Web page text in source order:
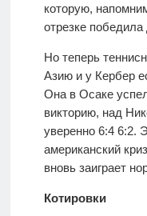
которую,
отрезке
Но теперь
Азию и у Кербер
Она в Осаке
викторию, над
уверенно 6:4 6:2.
американский
вновь заиграет
Котировки